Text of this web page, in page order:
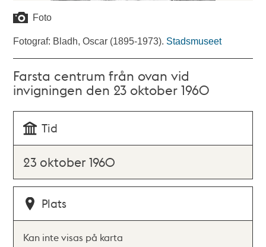
Foto
Fotograf: Bladh, Oscar (1895-1973). Stadsmuseet
Farsta centrum från ovan vid
invigningen den 23 oktober 1960
Tid
23 oktober 1960
Plats
Kan inte visas på karta